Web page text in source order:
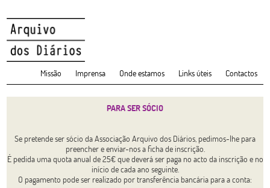
Missão Imprensa Onde estamos Links úteis Contactos
PARA SER SÓCIO
Se pretende ser sócio da Associação Arquivo dos Diários, pedimos-lhe para
preencher e enviar-nos a ficha de inscrição.
É pedida uma quota anual de 25€ que deverá ser paga no acto da inscrição e no
início de cada ano seguinte.
O pagamento pode ser realizado por transferência bancária para a conta: